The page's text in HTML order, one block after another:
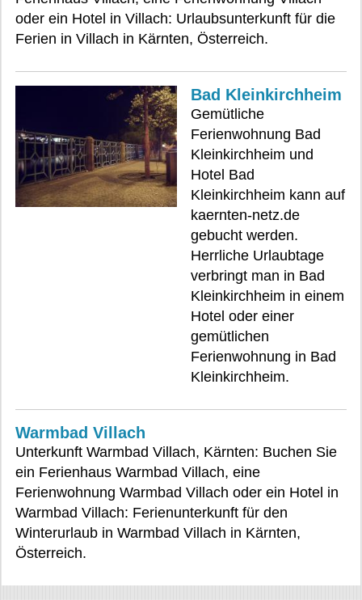
oder ein Hotel in Villach: Urlaubsunterkunft für die
Ferien in Villach in Kärnten, Österreich.
Bad Kleinkirchheim
Gemütliche
Ferienwohnung Bad
Kleinkirchheim und
Hotel Bad
Kleinkirchheim kann auf
kaernten-netz.de
gebucht werden.
Herrliche Urlaubtage
verbringt man in Bad
Kleinkirchheim in einem
Hotel oder einer
gemütlichen
Ferienwohnung in Bad
Kleinkirchheim.
Warmbad Villach
Unterkunft Warmbad Villach, Kärnten: Buchen Sie
ein Ferienhaus Warmbad Villach, eine
Ferienwohnung Warmbad Villach oder ein Hotel in
Warmbad Villach: Ferienunterkunft für den
Winterurlaub in Warmbad Villach in Kärnten,
Österreich.